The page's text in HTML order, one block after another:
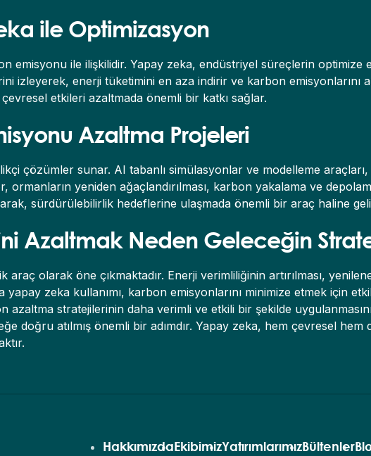
ile Optimizasyon
emisyonu ile ilişkilidir. Yapay zeka, endüstriyel süreçlerin optimize
izleyerek, enerji tüketimini en aza indirir ve karbon emisyonlarını
etkileri azaltmada önemli bir katkı sağlar.
Azaltma Projeleri
çözümler sunar. AI tabanlı simülasyonlar ve modelleme
yeniden ağaçlandırılması, karbon yakalama ve
sürdürülebilirlik hedeflerine ulaşmada önemli bir araç haline
Azaltmak Neden Geleceğin
olarak öne çıkmaktadır. Enerji verimliliğinin artırılması,
zeka kullanımı, karbon emisyonlarını minimize etmek için
stratejilerinin daha verimli ve etkili bir şekilde
doğru atılmış önemli bir adımdır. Yapay zeka, hem çevresel
HakkımızdaEkibimizYatırımlarımızBültenler